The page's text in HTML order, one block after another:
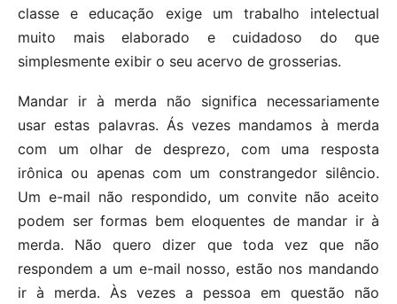
classe e educação exige um trabalho intelectual
muito mais elaborado e cuidadoso do que
simplesmente exibir o seu acervo de grosserias.
Mandar ir à merda não significa necessariamente
usar estas palavras. Ás vezes mandamos à merda
com um olhar de desprezo, com uma resposta
irônica ou apenas com um constrangedor silêncio.
Um e-mail não respondido, um convite não aceito
podem ser formas bem eloquentes de mandar ir à
merda. Não quero dizer que toda vez que não
respondem a um e-mail nosso, estão nos mandando
ir à merda. Às vezes a pessoa em questão não